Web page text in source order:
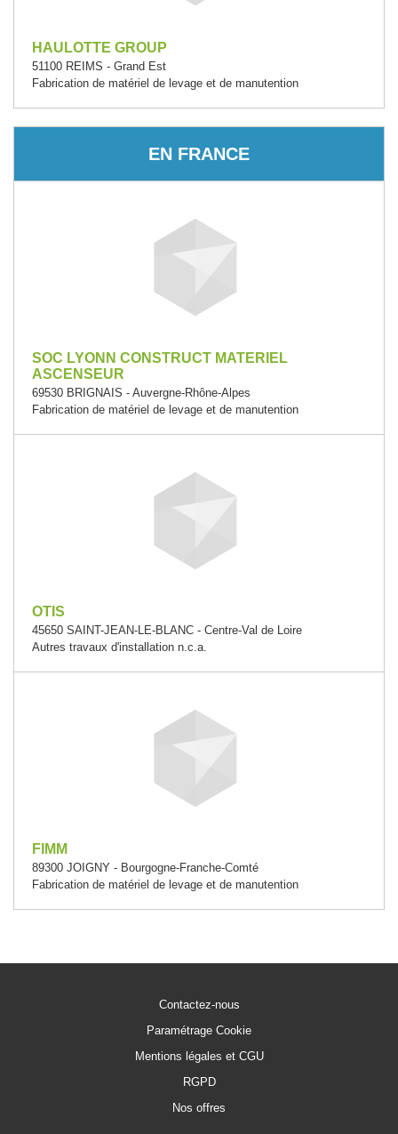
HAULOTTE GROUP
51100 REIMS - Grand Est
Fabrication de matériel de levage et de manutention
EN FRANCE
SOC LYONN CONSTRUCT MATERIEL
ASCENSEUR
69530 BRIGNAIS - Auvergne-Rhône-Alpes
Fabrication de matériel de levage et de manutention
OTIS
45650 SAINT-JEAN-LE-BLANC - Centre-Val de Loire
Autres travaux d'installation n.c.a.
FIMM
89300 JOIGNY - Bourgogne-Franche-Comté
Fabrication de matériel de levage et de manutention
Contactez-nous
Paramétrage Cookie
Mentions légales et CGU
RGPD
Nos offres